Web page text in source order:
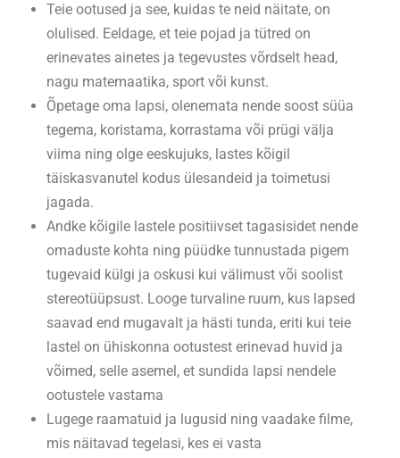
Teie ootused ja see, kuidas te neid näitate, on
olulised. Eeldage, et teie pojad ja tütred on
erinevates ainetes ja tegevustes võrdselt head,
nagu matemaatika, sport või kunst.
Õpetage oma lapsi, olenemata nende soost süüa
tegema, koristama, korrastama või prügi välja
viima ning olge eeskujuks, lastes kõigil
täiskasvanutel kodus ülesandeid ja toimetusi
jagada.
Andke kõigile lastele positiivset tagasisidet nende
omaduste kohta ning püüdke tunnustada pigem
tugevaid külgi ja oskusi kui välimust või soolist
stereotüüpsust. Looge turvaline ruum, kus lapsed
saavad end mugavalt ja hästi tunda, eriti kui teie
lastel on ühiskonna ootustest erinevad huvid ja
võimed, selle asemel, et sundida lapsi nendele
ootustele vastama
Lugege raamatuid ja lugusid ning vaadake filme,
mis näitavad tegelasi, kes ei vasta